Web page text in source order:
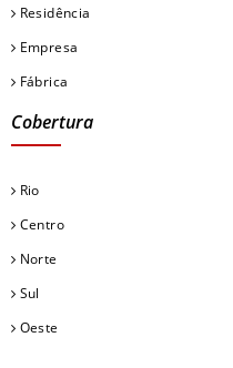
Residência
Empresa
Fábrica
Cobertura
Rio
Centro
Norte
Sul
Oeste